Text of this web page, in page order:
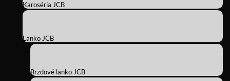
Karoséria JCB
Lanko JCB
Brzdové lanko JCB